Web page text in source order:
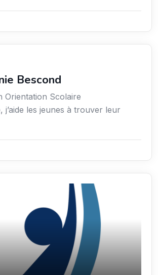
Bescond
Orientation Scolaire
j’aide les jeunes à trouver leur